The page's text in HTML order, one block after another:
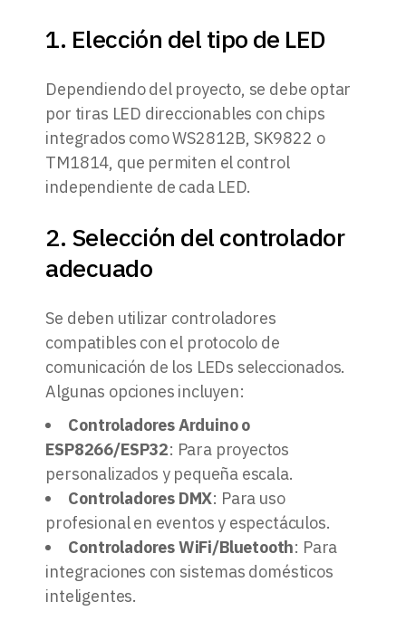
1. Elección del tipo de LED
Dependiendo del proyecto, se debe optar
por tiras LED direccionables con chips
integrados como WS2812B, SK9822 o
TM1814, que permiten el control
independiente de cada LED.
2. Selección del controlador
adecuado
Se deben utilizar controladores
compatibles con el protocolo de
comunicación de los LEDs seleccionados.
Algunas opciones incluyen:
Controladores Arduino o
ESP8266/ESP32: Para proyectos
personalizados y pequeña escala.
Controladores DMX: Para uso
profesional en eventos y espectáculos.
Controladores WiFi/Bluetooth: Para
integraciones con sistemas domésticos
inteligentes.